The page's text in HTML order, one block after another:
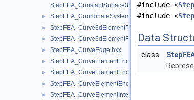
► StepFEA_CoordinateSystemType.hxx
► StepFEA_Curve3dElementProperty.hxx
► StepFEA_Curve3dElementRepresentation.hxx
► StepFEA_CurveEdge.hxx
► StepFEA_CurveElementEndCoordinateSystem.hxx
► StepFEA_CurveElementEndOffset.hxx
► StepFEA_CurveElementEndRelease.hxx
► StepFEA_CurveElementInterval.hxx
#include <
#include <
Data
class